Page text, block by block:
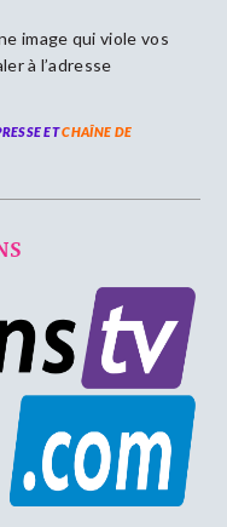
image qui viole vos
à l’adresse
ETCHAÎNE DE